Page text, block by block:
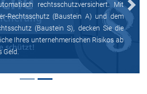
rechtsschutzversichert. Mit
Rechtsschutz (Baustein A) und dem
(Baustein S), decken Sie die
Ihres unternehmerischen Risikos ab
Geld.
Next